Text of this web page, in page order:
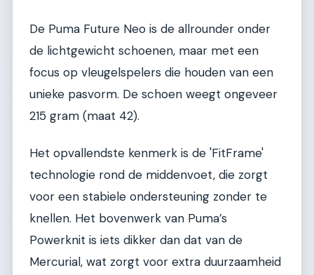
De Puma Future Neo is de allrounder onder
de lichtgewicht schoenen, maar met een
focus op vleugelspelers die houden van een
unieke pasvorm. De schoen weegt ongeveer
215 gram (maat 42).
Het opvallendste kenmerk is de 'FitFrame'
technologie rond de middenvoet, die zorgt
voor een stabiele ondersteuning zonder te
knellen. Het bovenwerk van Puma’s
Powerknit is iets dikker dan dat van de
Mercurial, wat zorgt voor extra duurzaamheid